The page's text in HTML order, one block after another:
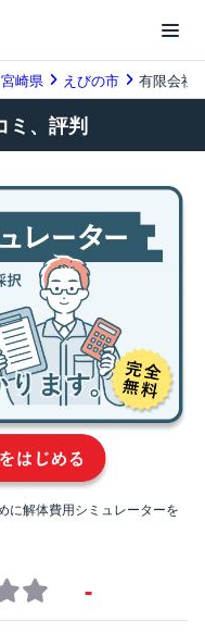
宮崎県 えびの市 有限会社
ミ、評判
に解体費用シミュレーターを
-